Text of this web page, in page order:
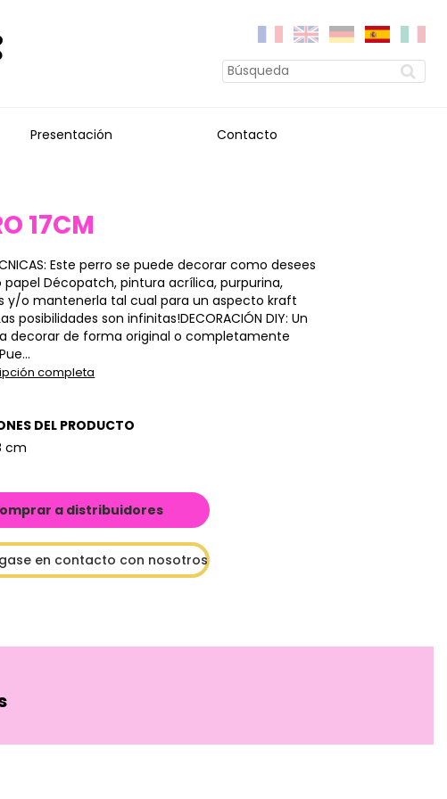
Presentación Contacto
17CM
Este perro se puede decorar como desees
papel Décopatch, pintura acrílica, purpurina,
y/o mantenerla tal cual para un aspecto kraft
posibilidades son infinitas!DECORACIÓN DIY: Un
decorar de forma original o completamente
completa
DEL PRODUCTO
cm
a distribuidores
en contacto con nosotros